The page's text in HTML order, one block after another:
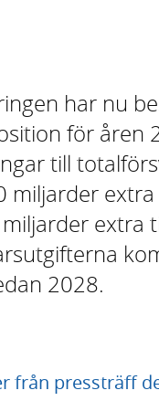
har nu
för åren
till
miljarder
extra
2028.
från pressträff